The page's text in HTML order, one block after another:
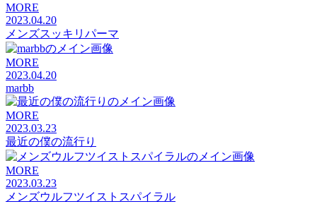
MORE
2023.04.20
メンズスッキリパーマ
MORE
2023.04.20
marbb
MORE
2023.03.23
最近の僕の流行り
MORE
2023.03.23
メンズウルフツイストスパイラル